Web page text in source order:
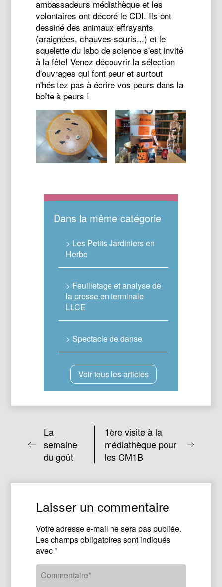
ambassadeurs médiathèque et les
volontaires ont décoré le CDI. Ils ont
dessiné des animaux effrayants
(araignées, chauves-souris...) et le
squelette du labo de science s'est invité
à la fête! Venez découvrir la sélection
d'ouvrages qui font peur et surtout
n'hésitez pas à écrire vos peurs dans la
boîte à peurs !
Dans la même catégorie
> Les Petits Jardiniers en
Herbe
> Feuilletage et analyse de
la presse en terminale
LLCE
> Spectacle de danse
Voir tous les articles
La
semaine
du goût
1ère visite à la
médiathèque pour
les CM1B
Laisser un commentaire
Votre adresse e-mail ne sera pas publiée.
Les champs obligatoires sont indiqués
avec*